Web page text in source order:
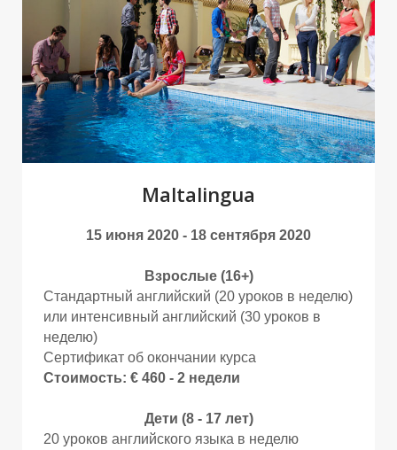
В
Maltalingua
15 июня 2020 - 18 сентября 2020
Взрослые (16+)
Стандартный английский (20 уроков в неделю)
или интенсивный английский (30 уроков в
неделю)
Сертификат об окончании курса
Стоимость: € 460 - 2 недели
Дети (8 - 17 лет)
20 уроков английского языка в неделю
В